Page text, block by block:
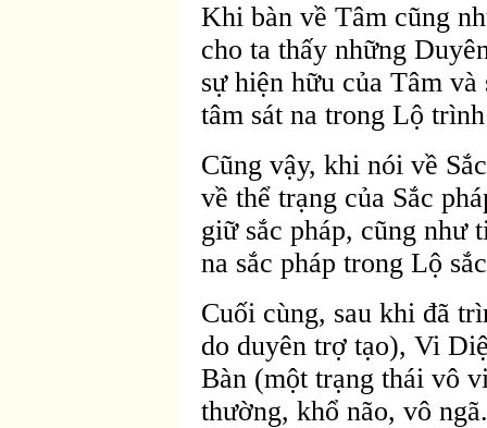
Khi bàn về Tâm cũng
cho ta thấy những
sự hiện hữu của Tâm
tâm sát na trong Lộ
Cũng vậy, khi nói về
về thể trạng của Sắc
giữ sắc pháp, cũng như
na sắc pháp trong Lộ
Cuối cùng, sau khi đã
do duyên trợ tạo), Vi
Bàn (một trạng thái vô
thường, khổ não, vô ngã.